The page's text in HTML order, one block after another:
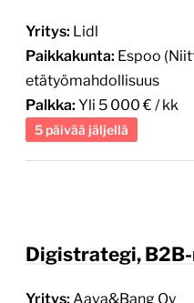
Yritys: Lidl
Paikkakunta: Espoo
etätyömahdollisuus
Palkka: Yli 5 000 € / kk
5 päivää jäljellä
Digistrategi,
Yritys: Aava&Bang Oy